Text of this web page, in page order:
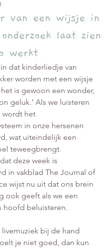
van een wijsje in
laat zien
werkt
dat kinderliedje van
worden met een wijsje
is gewoon een wonder,
geluk.’ Als we luisteren
wordt het
in onze hersenen
wat uiteindelijk een
teweegbrengt.
deze week is
in vakblad The Journal of
wijst nu uit dat ons brein
ook geeft als we een
hoofd beluisteren.
livemuziek bij de hand
je niet goed, dan kun